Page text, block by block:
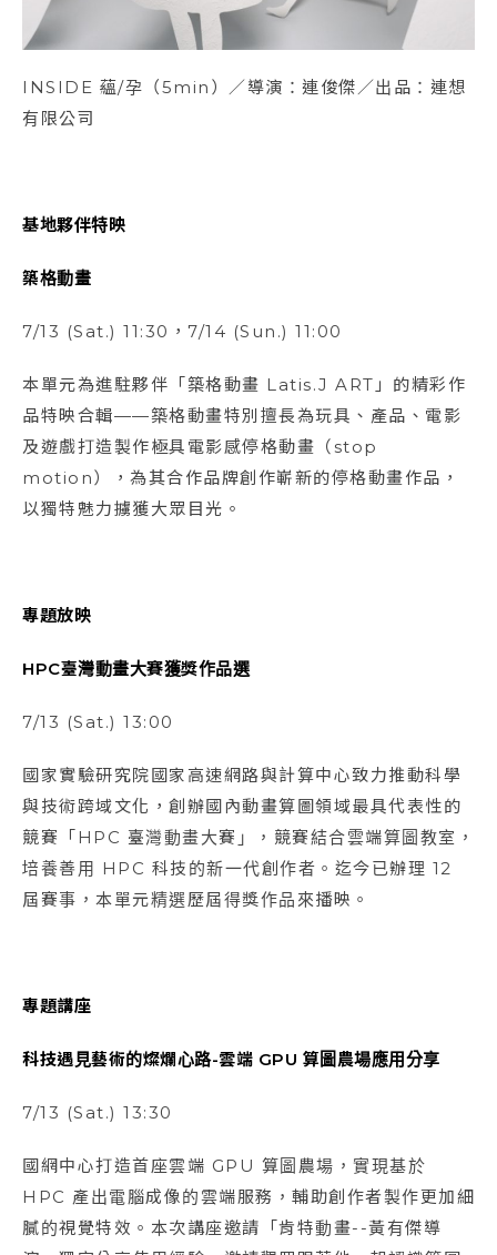
INSIDE 蘊/孕（5min）／導演：連俊傑／出品：連想
有限公司
基地夥伴特映
築格動畫
7/13 (Sat.) 11:30，7/14 (Sun.) 11:00
本單元為進駐夥伴「築格動畫 Latis.J ART」的精彩作
品特映合輯——築格動畫特別擅長為玩具、產品、電影
及遊戲打造製作極具電影感停格動畫（stop
motion），為其合作品牌創作嶄新的停格動畫作品，
以獨特魅力擄獲大眾目光。
專題放映
HPC臺灣動畫大賽獲獎作品選
7/13 (Sat.) 13:00
國家實驗研究院國家高速網路與計算中心致力推動科學
與技術跨域文化，創辦國內動畫算圖領域最具代表性的
競賽「HPC 臺灣動畫大賽」，競賽結合雲端算圖教室，
培養善用 HPC 科技的新一代創作者。迄今已辦理 12
屆賽事，本單元精選歷屆得獎作品來播映。
專題講座
科技遇見藝術的燦爛心路-雲端 GPU 算圖農場應用分享
7/13 (Sat.) 13:30
國網中心打造首座雲端 GPU 算圖農場，實現基於
HPC 產出電腦成像的雲端服務，輔助創作者製作更加細
膩的視覺特效。本次講座邀請「肯特動畫--黃有傑導